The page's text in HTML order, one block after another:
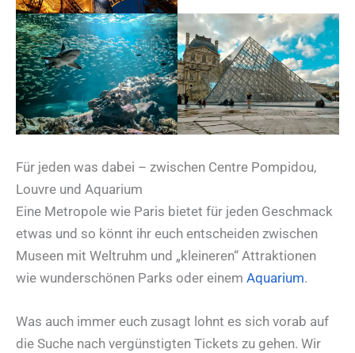
Für jeden was dabei – zwischen Centre Pompidou,
Louvre und Aquarium
Eine Metropole wie Paris bietet für jeden Geschmack
etwas und so könnt ihr euch entscheiden zwischen
Museen mit Weltruhm und „kleineren“ Attraktionen
wie wunderschönen Parks oder einem Aquarium.
Was auch immer euch zusagt lohnt es sich vorab auf
die Suche nach vergünstigten Tickets zu gehen. Wir